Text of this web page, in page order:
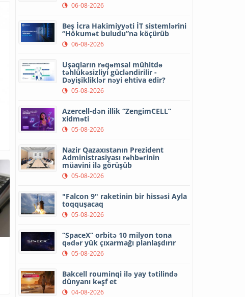
06-08-2026
Beş İcra Hakimiyyəti İT sistemlərini
“Hökumət buludu”na köçürüb
06-08-2026
Uşaqların rəqəmsal mühitdə
təhlükəsizliyi gücləndirilir -
Dəyişikliklər nəyi ehtiva edir?
05-08-2026
Azercell-dən illik “ZengimCELL”
xidməti
05-08-2026
Nazir Qazaxıstanın Prezident
Administrasiyası rəhbərinin
müavini ilə görüşüb
05-08-2026
"Falcon 9" raketinin bir hissəsi Ayla
toqquşacaq
05-08-2026
“SpaceX” orbitə 10 milyon tona
qədər yük çıxarmağı planlaşdırır
05-08-2026
Bakcell rouminqi ilə yay tətilində
dünyanı kəşf et
04-08-2026